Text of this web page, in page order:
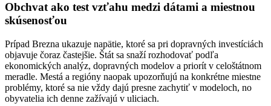
Obchvat ako test vzťahu medzi dátami a miestnou
skúsenosťou
Prípad Brezna ukazuje napätie, ktoré sa pri dopravných investíciách
objavuje čoraz častejšie. Štát sa snaží rozhodovať podľa
ekonomických analýz, dopravných modelov a priorít v celoštátnom
meradle. Mestá a regióny naopak upozorňujú na konkrétne miestne
problémy, ktoré sa nie vždy dajú presne zachytiť v modeloch, no
obyvatelia ich denne zažívajú v uliciach.